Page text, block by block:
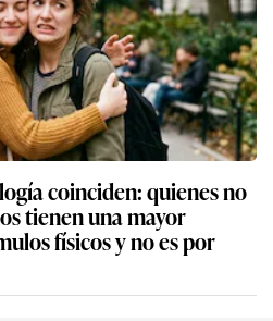
coinciden: quienes no
tienen una mayor
físicos y no es por